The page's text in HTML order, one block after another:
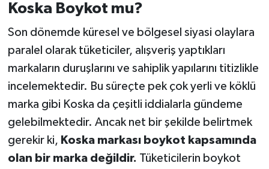
Koska Boykot mu?
Son dönemde küresel ve bölgesel siyasi olaylara
paralel olarak tüketiciler, alışveriş yaptıkları
markaların duruşlarını ve sahiplik yapılarını titizlikle
incelemektedir. Bu süreçte pek çok yerli ve köklü
marka gibi Koska da çeşitli iddialarla gündeme
gelebilmektedir. Ancak net bir şekilde belirtmek
gerekir ki, Koska markası boykot kapsamında
olan bir marka değildir. Tüketicilerin boykot